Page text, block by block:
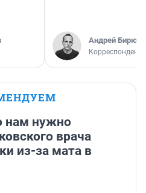
Андрей
Корреспондент
нам нужно
врача
из-за мата в